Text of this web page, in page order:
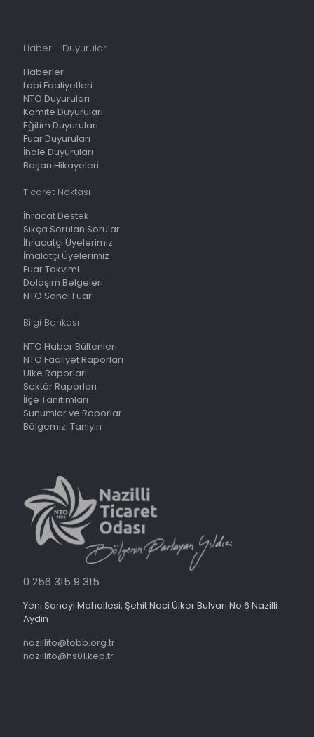
Haber - Duyurular
Haberler
Lobi Faaliyetleri
NTO Duyuruları
Komite Duyuruları
Eğitim Duyuruları
Fuar Duyuruları
İhale Duyuruları
Başarı Hikayeleri
Ticaret Noktası
İhracat Destek
Sıkça Sorulan Sorular
İhracatçı Üyelerimiz
İmalatçı Üyelerimiz
Fuar Takvimi
Dolaşım Belgeleri
NTO Sanal Fuar
Bilgi Bankası
NTO Haber Bültenleri
NTO Faaliyet Raporları
Ülke Raporları
Sektör Raporları
İlçe Tanıtımları
Sunumlar ve Raporlar
Bölgemizi Tanıyın
0 256 315 9 315
Yeni Sanayi Mahallesi, Şehit Naci Ülker Bulvarı No:6 Nazilli
Aydın
nazillito@tobb.org.tr
nazillito@hs01.kep.tr